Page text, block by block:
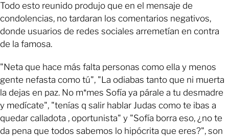
Todo esto reunido produjo que en el mensaje de
condolencias, no tardaran los comentarios negativos,
donde usuarios de redes sociales arremetían en contra
de la famosa.
"Neta que hace más falta personas como ella y menos
gente nefasta como tú", "La odiabas tanto que ni muerta
la dejas en paz. No m*mes Sofía ya párale a tu desmadre
y medícate", "tenías q salir hablar Judas como te ibas a
quedar calladota , oportunista" y "Sofía borra eso, ¿no te
da pena que todos sabemos lo hipócrita que eres?", son